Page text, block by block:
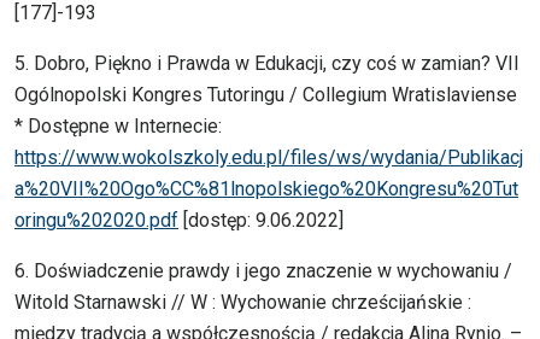
[177]-193
5. Dobro, Piękno i Prawda w Edukacji, czy coś w zamian? VII
Ogólnopolski Kongres Tutoringu / Collegium Wratislaviense
* Dostępne w Internecie:
https://www.wokolszkoly.edu.pl/files/ws/wydania/Publikacj
a%20VII%20Ogo%CC%81lnopolskiego%20Kongresu%20Tut
oringu%202020.pdf [dostęp: 9.06.2022]
6. Doświadczenie prawdy i jego znaczenie w wychowaniu /
Witold Starnawski // W : Wychowanie chrześcijańskie :
między tradycją a współczesnością / redakcja Alina Rynio. –